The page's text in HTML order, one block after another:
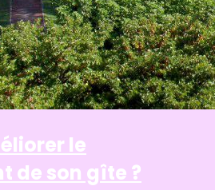
le
de son gîte ?